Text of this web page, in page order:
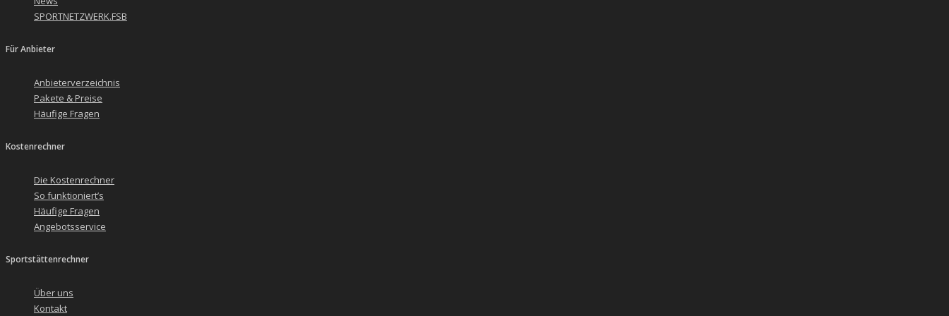
SPORTNETZWERK.FSB
Für Anbieter
Anbieterverzeichnis
Pakete & Preise
Häufige Fragen
Kostenrechner
Die Kostenrechner
So funktioniert’s
Häufige Fragen
Angebotsservice
Sportstättenrechner
Über uns
Kontakt